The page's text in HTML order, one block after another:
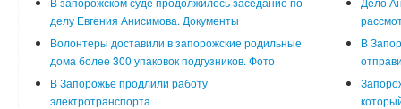
делу Евгения Анисимова. Документы
Волонтеры доставили в запорожские родильные
дома более 300 упаковок подгузников. Фото
В
В Запорожье продлили работу
электротранспорта